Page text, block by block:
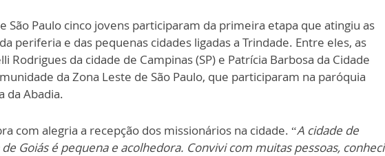
São Paulo cinco jovens participaram da primeira etapa que atingiu as
periferia e das pequenas cidades ligadas a Trindade. Entre eles, as
Rodrigues da cidade de Campinas (SP) e Patrícia Barbosa da Cidade
da Zona Leste de São Paulo, que participaram na paróquia
da Abadia.
com alegria a recepção dos missionários na cidade. “A cidade de
Goiás é pequena e acolhedora. Convivi com muitas pessoas, conheci